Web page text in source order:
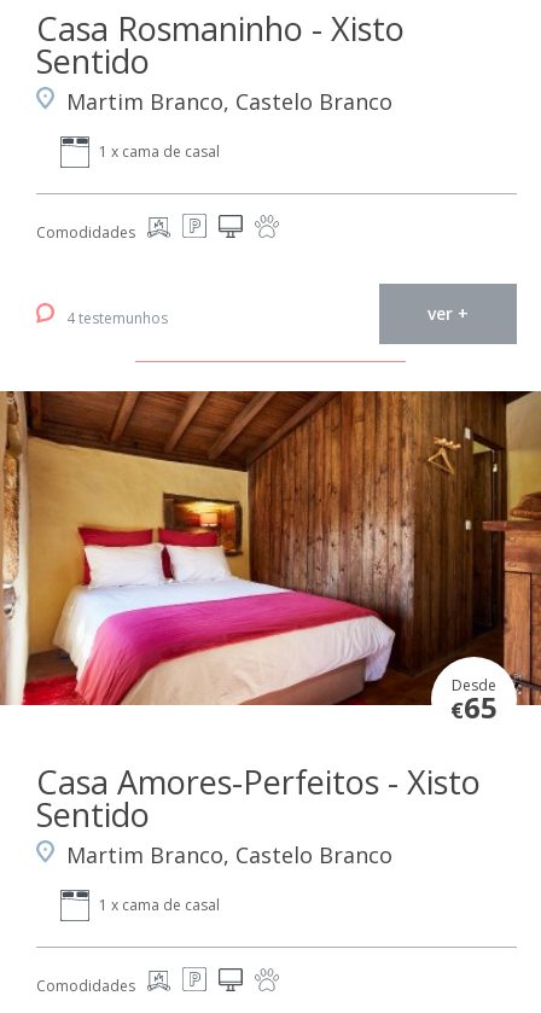
Casa Rosmaninho - Xisto
Sentido
Martim Branco, Castelo Branco
1 x cama de casal
Comodidades
4 testemunhos ver +
Desde
€65
Casa Amores-Perfeitos - Xisto
Sentido
Martim Branco, Castelo Branco
1 x cama de casal
Comodidades